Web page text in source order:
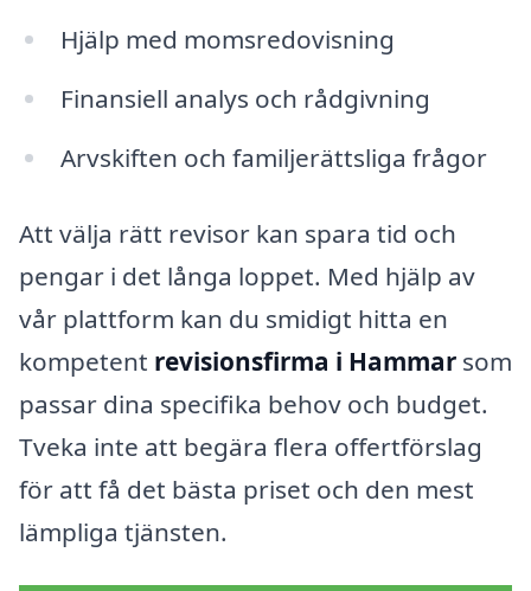
Hjälp med momsredovisning
Finansiell analys och rådgivning
Arvskiften och familjerättsliga frågor
Att välja rätt revisor kan spara tid och
pengar i det långa loppet. Med hjälp av
vår plattform kan du smidigt hitta en
kompetent revisionsfirma i Hammar som
passar dina specifika behov och budget.
Tveka inte att begära flera offertförslag
för att få det bästa priset och den mest
lämpliga tjänsten.